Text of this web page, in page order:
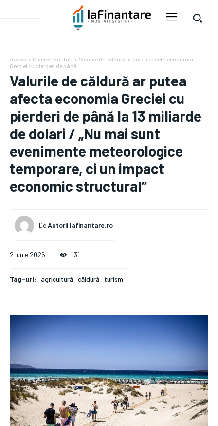
Acasă Diverse Noutati
Valurile de căldură ar putea afecta economia
Greciei cu pierderi de până...
Valurile de căldură ar putea
afecta economia Greciei cu
pierderi de până la 13 miliarde
de dolari / „Nu mai sunt
evenimente meteorologice
temporare, ci un impact
economic structural”
DeAutorii Iafinantare.ro
2 iunie 2026 131
Tag-uri: agricultură căldură turism